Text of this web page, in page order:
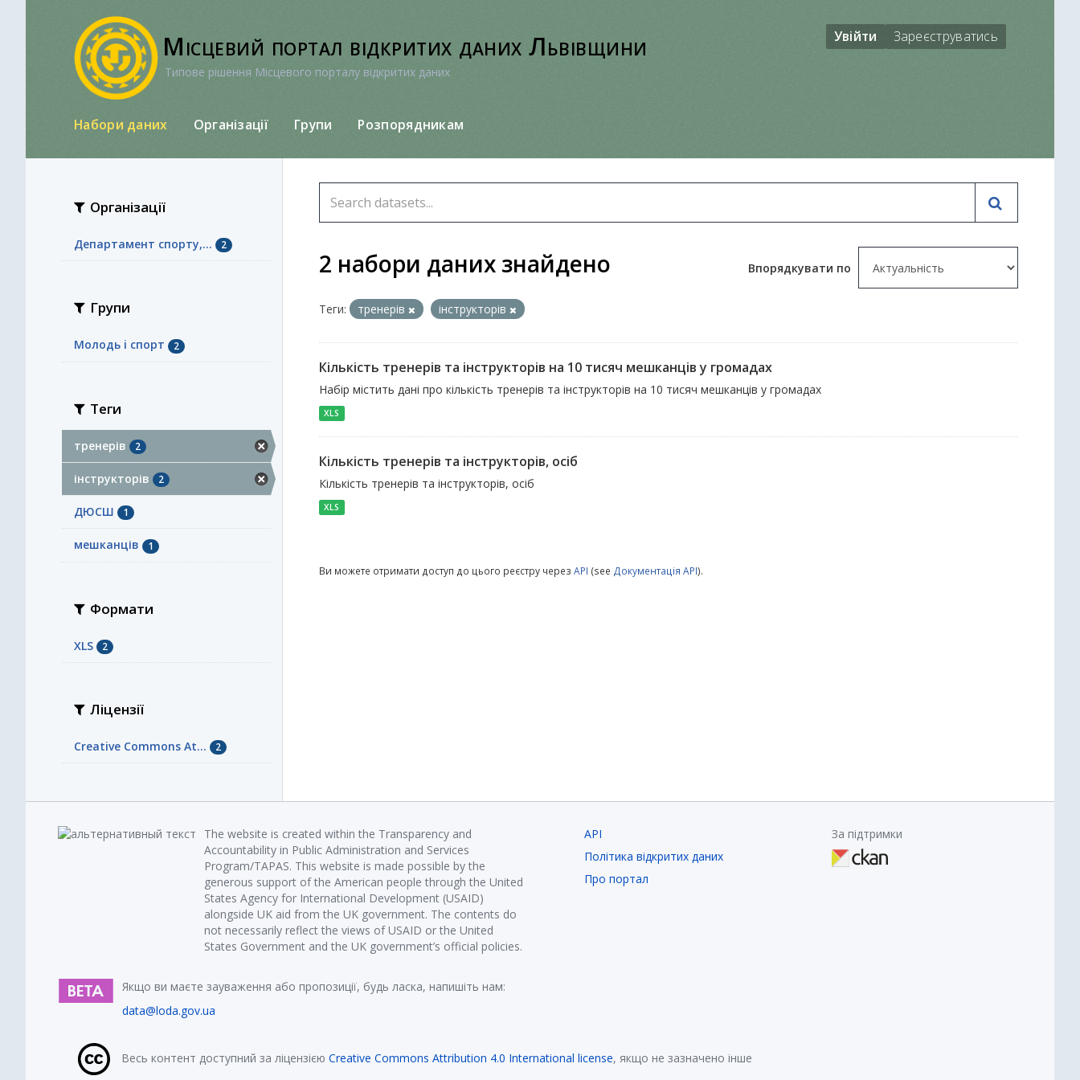
Місцевий портал відкритих даних Львівщини
Типове рішення Місцевого порталу відкритих даних
Увійти Зареєструватись
Набори даних Організації Групи Розпорядникам
Організації
Департамент спорту,... 2
Групи
Молодь i спорт 2
Теги
тренерів 2
інструкторів 2
ДЮСШ 1
мешканців 1
Формати
XLS 2
Ліцензії
Creative Commons At... 2
Впорядкувати по
2 набори даних знайдено
Теги: тренерів інструкторів
Кількість тренерів та інструкторів на 10 тисяч мешканців у громадах
Набір містить дані про кількість тренерів та інструкторів на 10 тисяч мешканців у громадах
XLS
Кількість тренерів та інструкторів, осіб
Кількість тренерів та інструкторів, осіб
XLS
Ви можете отримати доступ до цього реєстру через API (see Документація API).
The website is created within the Transparency and
Accountability in Public Administration and Services
Program/TAPAS. This website is made possible by the
generous support of the American people through the United
States Agency for International Development (USAID)
alongside UK aid from the UK government. The contents do
not necessarily reflect the views of USAID or the United
States Government and the UK government’s official policies.
Якщо ви маєте зауваження або пропозиції, будь ласка, напишіть нам:
data@loda.gov.ua
API
Політика відкритих даних
Про портал
За підтримки
Весь контент доступний за ліцензією Creative Commons Attribution 4.0 International license, якщо не зазначено інше